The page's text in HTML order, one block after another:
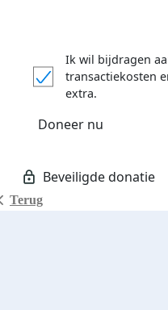
Terug
Ik wil bijdragen
transactiekosten
extra.
Doneer nu